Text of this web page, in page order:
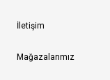
İletişim
Mağazalarımız